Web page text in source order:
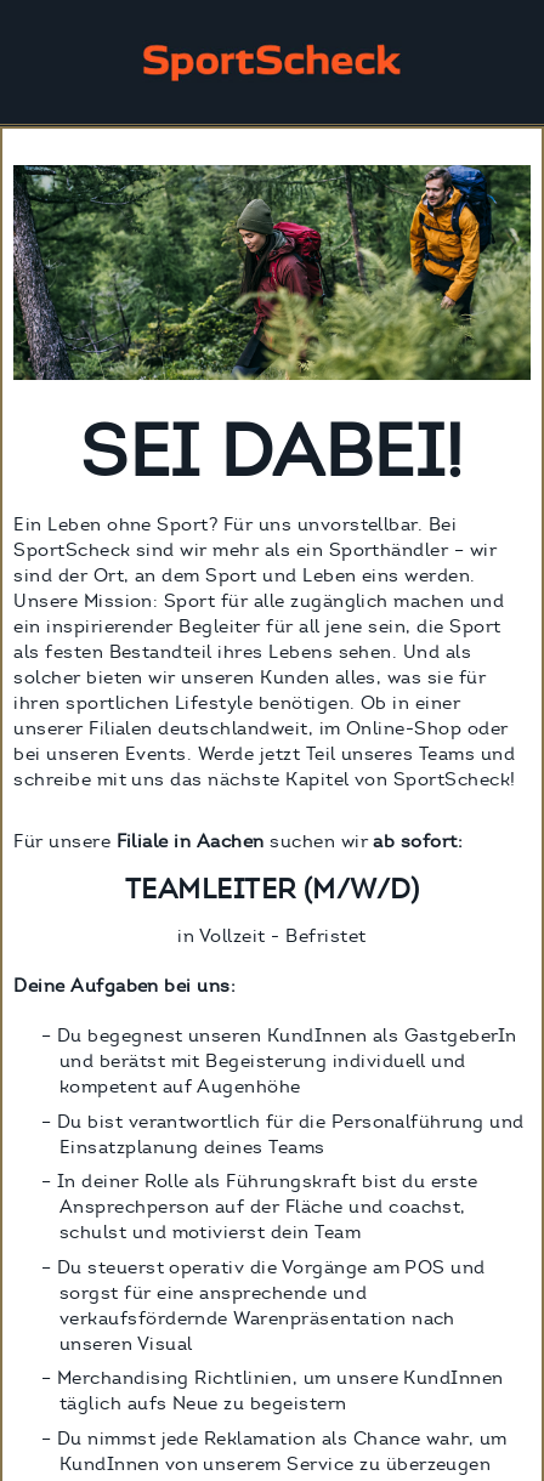
SEI DABEI!
Ein Leben ohne Sport? Für uns unvorstellbar. Bei
SportScheck sind wir mehr als ein Sporthändler – wir
sind der Ort, an dem Sport und Leben eins werden.
Unsere Mission: Sport für alle zugänglich machen und
ein inspirierender Begleiter für all jene sein, die Sport
als festen Bestandteil ihres Lebens sehen. Und als
solcher bieten wir unseren Kunden alles, was sie für
ihren sportlichen Lifestyle benötigen. Ob in einer
unserer Filialen deutschlandweit, im Online-Shop oder
bei unseren Events. Werde jetzt Teil unseres Teams und
schreibe mit uns das nächste Kapitel von SportScheck!
Für unsere Filiale in Aachen suchen wirab sofort:
TEAMLEITER (M/W/D)
in Vollzeit - Befristet
Deine Aufgaben bei uns:
Du begegnest unseren KundInnen als GastgeberIn
und berätst mit Begeisterung individuell und
kompetent auf Augenhöhe
Du bist verantwortlich für die Personalführung und
Einsatzplanung deines Teams
In deiner Rolle als Führungskraft bist du erste
Ansprechperson auf der Fläche und coachst,
schulst und motivierst dein Team
Du steuerst operativ die Vorgänge am POS und
sorgst für eine ansprechende und
verkaufsfördernde Warenpräsentation nach
unseren Visual
Merchandising Richtlinien, um unsere KundInnen
täglich aufs Neue zu begeistern
Du nimmst jede Reklamation als Chance wahr, um
KundInnen von unserem Service zu überzeugen